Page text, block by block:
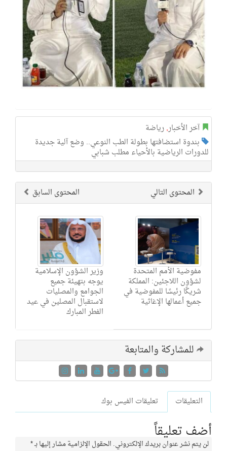
آخر الأخبار,رياضة
بندوة استضافتها بطولة الطب النوعي.. وضع آلية جديدة
للدورات الرياضية بالأحياء مطلب شبابي
المحتوى السابق المحتوى التالي
وزير الشؤون الإسلامية
يوجه بتهيئة جميع
الجوامع والمصليات
لاستقبال المصلين في عيد
الفطر المبارك
مفوضية الأمم المتحدة
لشؤون اللاجئين: المملكة
شريكًا رئيسًا للمفوضية في
جميع أعمالها الإغاثية
للمشاركة والمتابعة
التعليقات تعليقات الفيس بوك
أضف تعليقاً
لن يتم نشر عنوان بريدك الإلكتروني. الحقول الإلزامية مشار إليها بـ*